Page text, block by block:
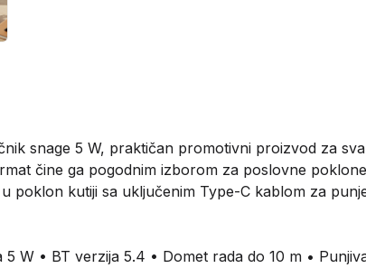
snage 5 W, praktičan promotivni proizvod za
čine ga pogodnim izborom za poslovne
poklon kutiji sa uključenim Type-C kablom za
W • BT verzija 5.4 • Domet rada do 10 m •